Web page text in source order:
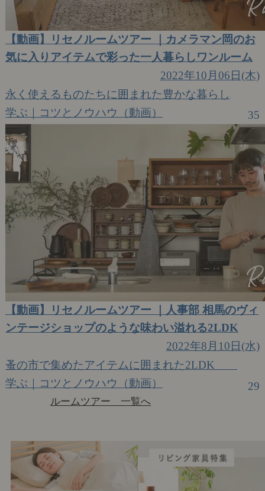
【動画】リセノルームツアー ｜カメラマン岡のお
気に入りアイテムで彩った一人暮らしワンルーム
2022年10月06日(木)
永く使えるものたちに囲まれた豊かな暮らし
学ぶ｜コツとノウハウ（動画）
35
【動画】リセノルームツアー ｜人事部 相馬のヴィ
ンテージショップのような味わい溢れる2LDK
2022年8月10日(水)
蚤の市で集めたアイテムに囲まれた2LDK
学ぶ｜コツとノウハウ（動画）
29
ルームツアー 一覧へ